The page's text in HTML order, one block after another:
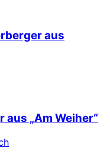
aus
„Am Weiher“